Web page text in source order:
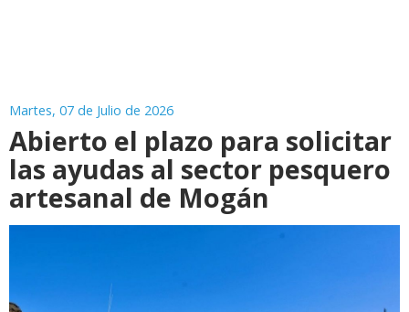
Martes, 07 de Julio de 2026
Abierto el plazo para solicitar
las ayudas al sector pesquero
artesanal de Mogán